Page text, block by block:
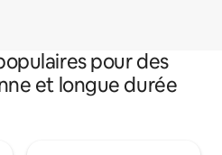
pour des
et longue durée